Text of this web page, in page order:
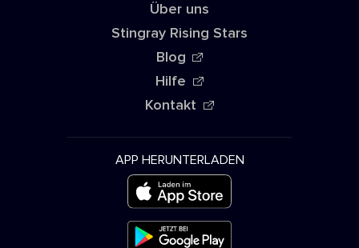
Über uns
Stingray Rising Stars
Blog
Hilfe
Kontakt
APP HERUNTERLADEN